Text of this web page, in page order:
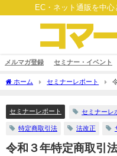
EC・ネット通販を中
メルマガ登録 セミナー・イベント
ホーム セミナーレポート
セミナーレポート セミナーレ
特定商取引法 法改正
令和３年特定商取引